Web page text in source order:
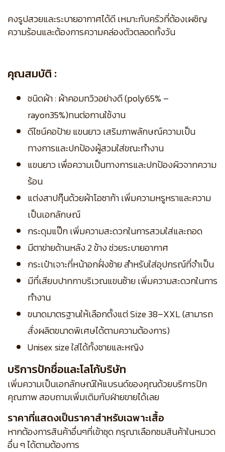
คงรูปสวยและระบายอากาศได้ดี เหมาะกับครัวที่ต้องเผชิญ
ความร้อนและต้องการความคล่องตัวตลอดทั้งวัน
คุณสมบัติ :
ชนิดผ้า : ผ้าคอมทวิวอย่างดี (poly65% –
rayon35%)ทนต่อกานใช้งาน
ดีไซน์คอป้าย แขนยาว เสริมภาพลักษณ์ความเป็น
ทางการและปกป้องผู้สวมใส่ขณะทำงาน
แขนยาว เพื่อความเป็นทางการและปกป้องผิวจากความ
ร้อน
แต่งสาปกุ๊นด้วยผ้าโอซาก้า เพิ่มความหรูหราและความ
เป็นเอกลักษณ์
กระดุมแป๊ก เพิ่มความสะดวกในการสวมใส่และถอด
มีตาข่ายด้านหลัง 2 ข้าง ช่วยระบายอากาศ
กระเป๋าเจาะที่หน้าอกฝั่งซ้าย สำหรับใส่อุปกรณ์ที่จำเป็น
มีที่เสียบปากกาบริเวณแขนซ้าย เพิ่มความสะดวกในการ
ทำงาน
ขนาดมาตรฐานให้เลือกตั้งแต่ Size 38–XXL (สามารถ
สั่งผลิตขนาดพิเศษได้ตามความต้องการ)
Unisex size ใส่ได้ทั้งชายและหญิง
บริการปักชื่อและโลโก้บริษัท
เพิ่มความเป็นเอกลักษณ์ให้แบรนด์ของคุณด้วยบริการปัก
คุณภาพ สอบถามเพิ่มเติมกับฝ่ายขายได้เลย
ราคาที่แสดงเป็นราคาสำหรับเฉพาะเสื้อ
หากต้องการสินค้าอื่นๆที่เข้าชุด กรุณาเลือกชมสินค้าในหมวด
อื่น ๆ ได้ตามต้องการ